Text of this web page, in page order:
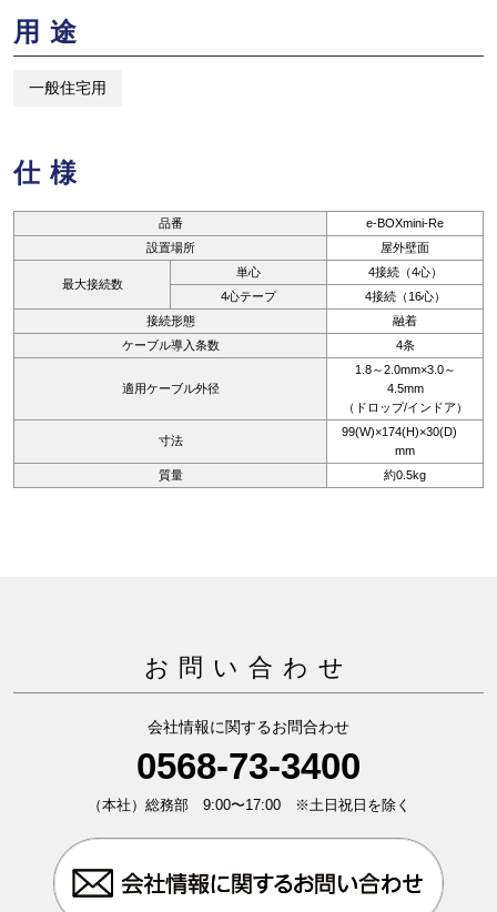
用途
一般住宅用
仕様
品番
e-BOXmini-Re
設置場所
屋外壁面
最大接続数
単心
4接続（4心）
4心テープ
4接続（16心）
接続形態
融着
ケーブル導入条数
4条
適用ケーブル外径
1.8～2.0mm×3.0～
4.5mm
（ドロップ/インドア）
寸法
99(W)×174(H)×30(D)
mm
質量
約0.5kg
お問い合わせ
会社情報に関するお問合わせ
0568-73-3400
（本社）総務部 9:00〜17:00 ※土日祝日を除く